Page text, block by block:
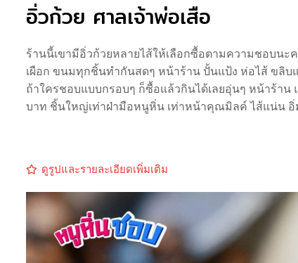
อิ่วก้วย ศาลเจ้าพ่อเสือ
ร้านนี้เขามีอิ่วก้วยหลายไส้ให้เลือกซื้อตามความชอบนะ
เผือก ขนมทุกชิ้นทำกันสดๆ หน้าร้าน ปั้นแป้ง ห่อไส้ ขลิ
ถ้าใครชอบแบบกรอบๆ ก็ซื้อแล้วกินได้เลยอุ่นๆ หน้าร้า
บาท ชิ้นใหญ่เท่าฝ่ามือหนูหิ่น เท่าหน้าคุณมิลค์ ไส้แน่น อิ่
ดูรูปและรายละเอียดเพิ่มเติม